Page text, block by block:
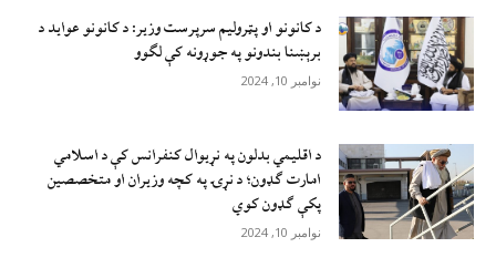
د کانونو او پټرولیم سرپرست وزیر: د کانونو عواید د
برېښنا بندونو په جوړونه کې لګوو
نوامبر 10, 2024
د اقليمي بدلون په نړيوال کنفرانس کې د اسلامي
امارت ګډون؛ د نړۍ په کچه وزيران او متخصصين
پکې ګډون کوي
نوامبر 10, 2024